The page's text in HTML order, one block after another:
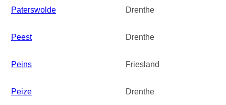
Paterswolde Drenthe
Peest Drenthe
Peins Friesland
Peize Drenthe